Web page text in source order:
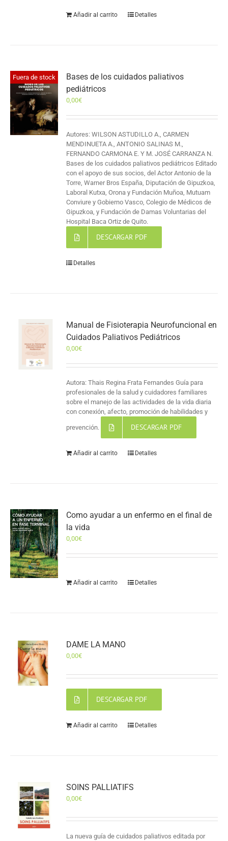
Añadir al carrito Detalles
Fuera de stock
Bases de los cuidados paliativos
pediátricos
0,00€
Autores: WILSON ASTUDILLO A., CARMEN
MENDINUETA A., ANTONIO SALINAS M.,
FERNANDO CARMONA E. Y M. JOSÉ CARRANZA N.
Bases de los cuidados paliativos pediátricos Editado
con el apoyo de sus socios, del Actor Antonio de la
Torre, Warner Bros España, Diputación de Gipuzkoa,
Laboral Kutxa, Orona y Fundación Muñoa, Mutuam
Conviure y Gobierno Vasco, Colegio de Médicos de
Gipuzkoa, y Fundación de Damas Voluntarias del
Hospital Baca Ortiz de Quito.
DESCARGAR PDF
Detalles
Manual de Fisioterapia Neurofuncional en
Cuidados Paliativos Pediátricos
0,00€
Autora: Thais Regina Frata Fernandes Guía para
profesionales de la salud y cuidadores familiares
sobre el manejo de las actividades de la vida diaria
con conexión, afecto, promoción de habilidades y
prevención. DESCARGAR PDF
Añadir al carrito Detalles
Como ayudar a un enfermo en el final de
la vida
0,00€
Añadir al carrito Detalles
DAME LA MANO
0,00€
DESCARGAR PDF
Añadir al carrito Detalles
SOINS PALLIATIFS
0,00€
La nueva guía de cuidados paliativos editada por